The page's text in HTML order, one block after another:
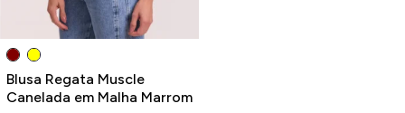
Blusa Regata Muscle
Canelada em Malha Marrom